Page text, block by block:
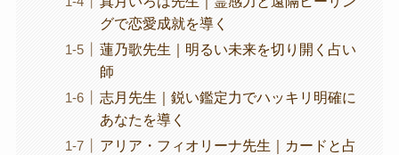
グで恋愛成就を導く
蓮乃歌先生｜明るい未来を切り開く占い
師
志月先生｜鋭い鑑定力でハッキリ明確に
あなたを導く
アリア・フィオリーナ先生｜カードと占